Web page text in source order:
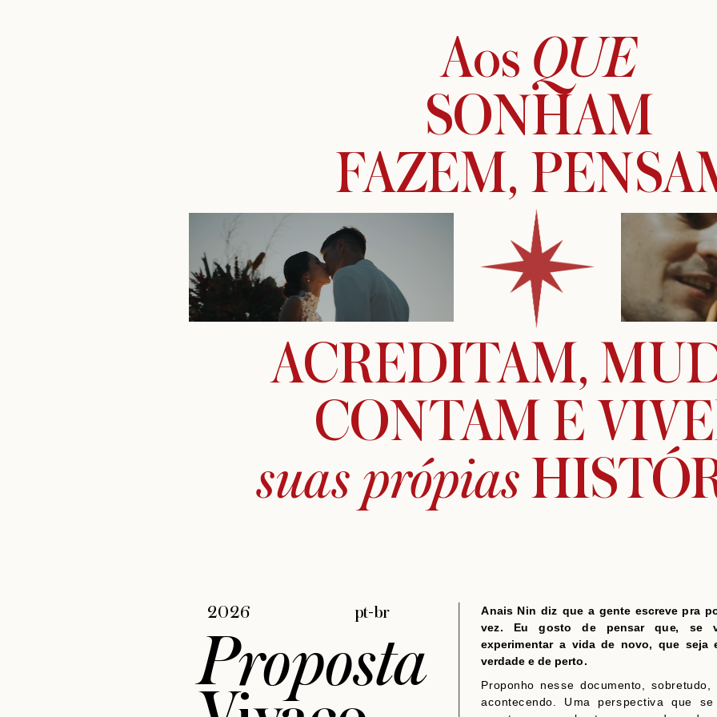
Aos QUE
SONHAM
FAZEM,
ACREDITAM,
CONTAM E
suas própias
2026 pt-br
Anais Nin diz que a gente escreve pra
vez. Eu gosto de pensar que, se
experimentar a vida de novo, que seja
verdade e de perto.
Proponho nesse documento,
acontecendo. Uma perspectiva que
Proposta